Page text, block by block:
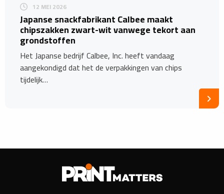
12 MEI 2026
Japanse snackfabrikant Calbee maakt
chipszakken zwart-wit vanwege tekort aan
grondstoffen
Het Japanse bedrijf Calbee, Inc. heeft vandaag
aangekondigd dat het de verpakkingen van chips
tijdelijk…